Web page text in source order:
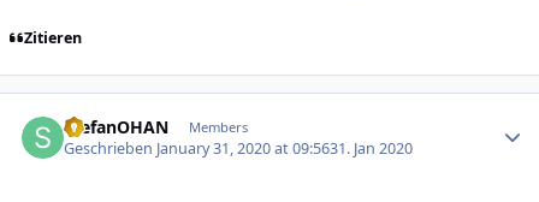
Zitieren
StefanOHAN Members
Geschrieben January 31, 2020 at 09:5631. Jan 2020